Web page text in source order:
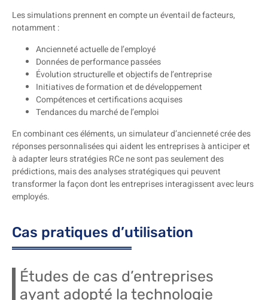
Les simulations prennent en compte un éventail de facteurs,
notamment :
Ancienneté actuelle de l’employé
Données de performance passées
Évolution structurelle et objectifs de l’entreprise
Initiatives de formation et de développement
Compétences et certifications acquises
Tendances du marché de l’emploi
En combinant ces éléments, un simulateur d’ancienneté crée des
réponses personnalisées qui aident les entreprises à anticiper et
à adapter leurs stratégies RCe ne sont pas seulement des
prédictions, mais des analyses stratégiques qui peuvent
transformer la façon dont les entreprises interagissent avec leurs
employés.
Cas pratiques d’utilisation
Études de cas d’entreprises
ayant adopté la technologie